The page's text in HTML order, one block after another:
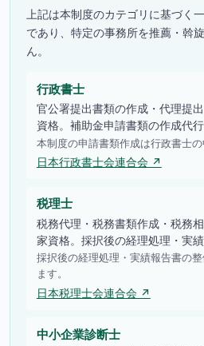
上記は本制度のカテゴリに基づく
であり、特定の事務所を推薦・斡
ん。
行政書士
官公署提出書類の作成・代理提
資格。補助金申請書類の作成代行
本制度の申請書類作成は行政書士の
日本行政書士会連合会 ↗
税理士
税務代理・税務書類作成・税務
家資格。採択後の経理処理・実
採択後の経理処理・実績報告書の
ます。
日本税理士会連合会 ↗
中小企業診断士